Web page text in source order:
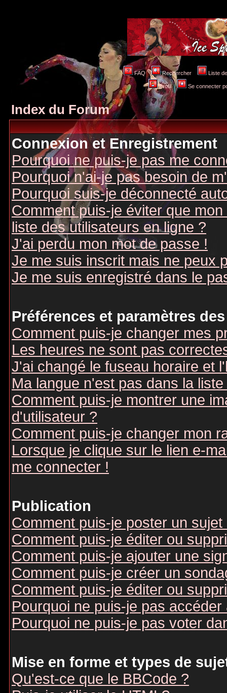
FAQ Rechercher Liste
Profil Se connecter
Index du Forum
Connexion et Enregistrement
Pourquoi ne puis-je pas me
Pourquoi n'ai-je pas besoin de
Pourquoi suis-je déconnecté
Comment puis-je éviter que
liste des utilisateurs en ligne ?
J'ai perdu mon mot de passe !
Je me suis inscrit mais ne peux
Je me suis enregistré dans le
Préférences et paramètres
Comment puis-je changer mes
Les heures ne sont pas
J'ai changé le fuseau horaire et
Ma langue n'est pas dans la liste
Comment puis-je montrer une
d'utilisateur ?
Comment puis-je changer mon
Lorsque je clique sur le lien e-
me connecter !
Publication
Comment puis-je poster un
Comment puis-je éditer ou
Comment puis-je ajouter une
Comment puis-je créer un
Comment puis-je éditer ou
Pourquoi ne puis-je pas accéder
Pourquoi ne puis-je pas voter
Mise en forme et types de
Qu'est-ce que le BBCode ?